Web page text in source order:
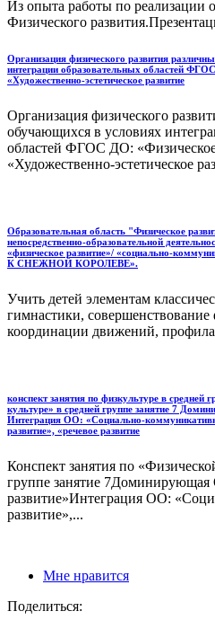
Из опыта работы по реализации
Физического
Организация физического развития
интеграции образовательных областей
«Художественно-эстетическое развитие
Организация физического
обучающихся в условиях
областей ФГОС ДО: «Физическое
«Художественно-эстетическое
Образовательная область "Физическое
непосредственно-образовательной
«физическое развитие»/ «социально-
К СНЕЖНОЙ КОРОЛЕВЕ».
Учить детей элементам
гимнастики, совершенствование
координации движений,
конспект занятия по физкультуре в средней
культуре» в средней группе занятие 7
Интеграция ОО: «Социально-
развитие», «речевое развитие
Конспект занятия по
группе занятие
развитие»Интеграция ОО:
развитие»,...
Мне нравится
Поделиться: